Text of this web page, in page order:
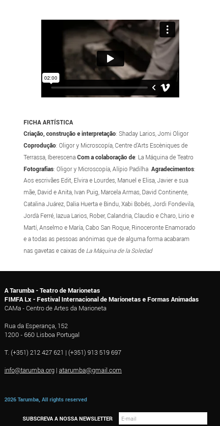
FICHA ARTÍSTICA
Criação, construção e interpretação: Shaday Larios, Jomi Oligor
Coprodução: Oligor y Microscopía, Centre d’Arts Escèniques de
Terrassa, IberescenaCom a colaboração de: La Máquina de Teatro
Fotografias: Oligor y Microscopía, Alípio PadilhaAgradecimentos:
Aos escrivães Edit, Elvira e Lourdes, Manuel e Elisa, Javier e sua
mãe, David e Anita, Ivan Puig, Marcela Armas, David Continente,
Catalina Juárez, Dalia Huerta e Bindu, Xabi Bobés, Jordi Fondevila,
Jordà Ferré, Iazua Larios, Rober, Calandria, Claudio e Charo, Lirio e
Martí, Anselmo e María, Cabo San Roque, Rinoceronte Enamorado
e a todas as pessoas anónimas que de alguma forma acabaram
nas gavetas e caixas de La Máquina de la Soledad
A Tarumba - Teatro de Marionetas
FIMFA Lx - Festival Internacional de Marionetas e Formas Animadas
CAMa - Centro de Artes da Marioneta
Rua da Esperança, 152
1200 - 660 Lisboa Portugal
T. (+351) 212 427 621 | (+351) 913 519 697
info@tarumba.org| atarumba@gmail.com
2026 Tarumba, All rights reserved
SUBSCREVA A NOSSA NEWSLETTER